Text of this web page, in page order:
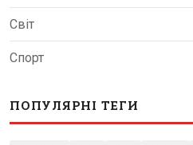
Світ
Спорт
ПОПУЛЯРНІ ТЕГИ